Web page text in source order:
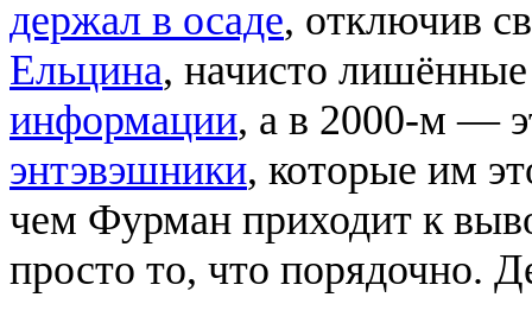
держал в осаде, отключив
Ельцина, начисто
информации, а в 2000-м —
энтэвэшники, которые им
чем Фурман приходит к
просто то, что порядочно.